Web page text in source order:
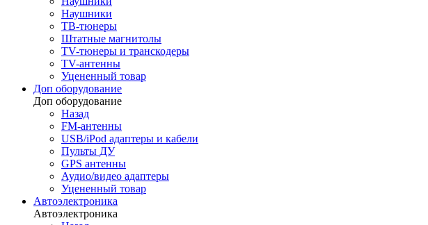
Наушники
ТВ-тюнеры
Штатные магнитолы
TV-тюнеры и транскодеры
TV-антенны
Уцененный товар
Доп оборудование
Доп оборудование
Назад
FM-антенны
USB/iPod адаптеры и кабели
Пульты ДУ
GPS антенны
Аудио/видео адаптеры
Уцененный товар
Автоэлектроника
Автоэлектроника